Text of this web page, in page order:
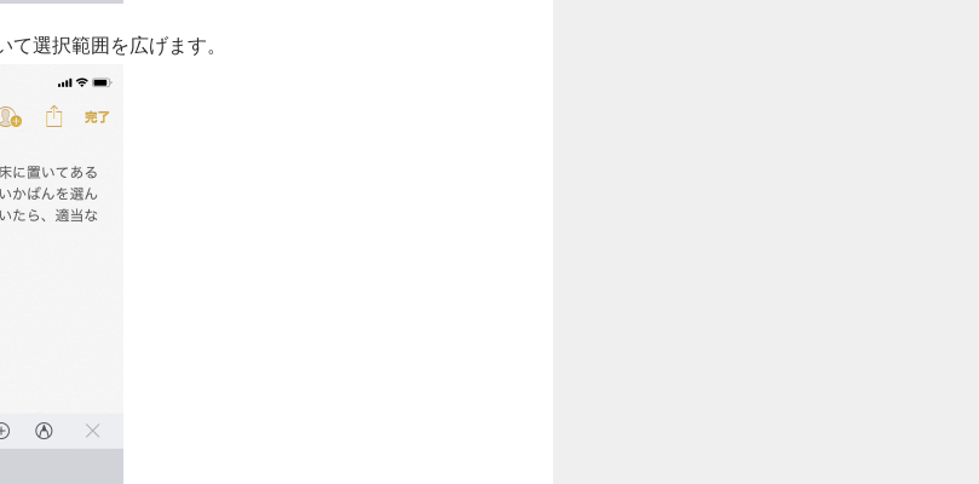
選択範囲を広げます。